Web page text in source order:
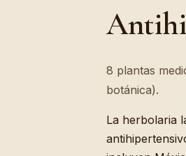
8 plantas
botánica).
La herbolaria